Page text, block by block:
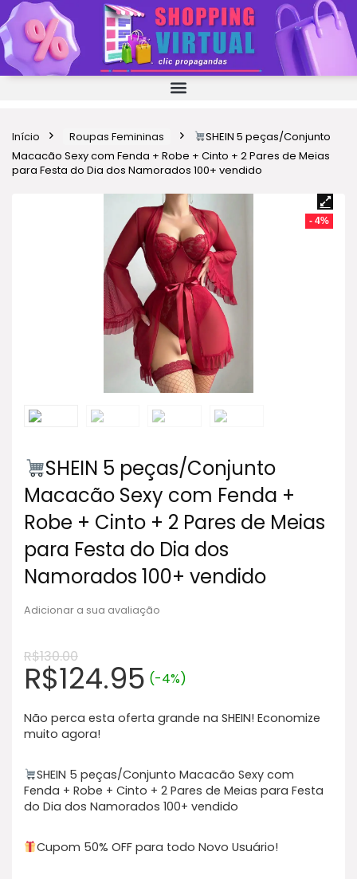
Início Roupas Femininas
SHEIN 5 peças/Conjunto
Macacão Sexy com Fenda + Robe + Cinto + 2 Pares de Meias
para Festa do Dia dos Namorados 100+ vendido
- 4%
SHEIN 5 peças/Conjunto
Macacão Sexy com Fenda +
Robe + Cinto + 2 Pares de Meias
para Festa do Dia dos
Namorados 100+ vendido
Adicionar a sua avaliação
R$130.00
R$124.95 (-4%)
Não perca esta oferta grande na SHEIN! Economize
muito agora!
SHEIN 5 peças/Conjunto Macacão Sexy com
Fenda + Robe + Cinto + 2 Pares de Meias para Festa
do Dia dos Namorados 100+ vendido
Cupom 50% OFF para todo Novo Usuário!